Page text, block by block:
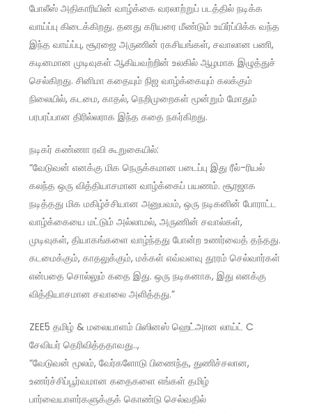
போலீஸ் அதிகாரியின் வாழ்க்கை வரலாற்றுப் படத்தில் நடிக்க
வாய்ப்பு கிடைக்கிறது. தனது கரியரை மீண்டும் உயிர்ப்பிக்க வந்த
இந்த வாய்ப்பு, சூரஜை அருணின் ரகசியங்கள், சவாலான பணி,
கடினமான முடிவுகள் ஆகியவற்றின் உலகில் ஆழமாக இழுத்துச்
செல்கிறது. சினிமா கதையும் நிஜ வாழ்க்கையும் கலக்கும்
நிலையில், கடமை, காதல், நெறிமுறைகள் மூன்றும் மோதும்
பரபரப்பான திரில்லராக இந்த கதை நகர்கிறது.
நடிகர் கண்ணா ரவி கூறுகையில்:
“வேடுவன் எனக்கு மிக நெருக்கமான படைப்பு இது ரீல்-ரியல்
கலந்த ஒரு வித்தியாசமான வாழ்க்கைப் பயணம். சூரஜாக
நடித்தது மிக மகிழ்ச்சியான அனுபவம், ஒரு நடிகனின் போராட்ட
வாழ்க்கையை மட்டும் அல்லாமல், அருணின் சவால்கள்,
முடிவுகள், தியாகங்களை வாழ்ந்தது போன்ற உணர்வைத் தந்தது.
கடமைக்கும், காதலுக்கும், மக்கள் எவ்வளவு தூரம் செல்வார்கள்
என்பதை சொல்லும் கதை இது. ஒரு நடிகனாக, இது எனக்கு
வித்தியாசமான சவாலை அளித்தது.”
ZEE5 தமிழ் & மலையாளம் பிஸினஸ் ஹெட்அான லாய்ட் C
சேவியர் தெரிவித்ததாவது..,
“வேடுவன் மூலம், வேர்களோடு பிணைந்த, துணிச்சலான,
உணர்ச்சிப்பூர்வமான கதைகளை எங்கள் தமிழ்
பார்வையாளர்களுக்குக் கொண்டு செல்வதில்